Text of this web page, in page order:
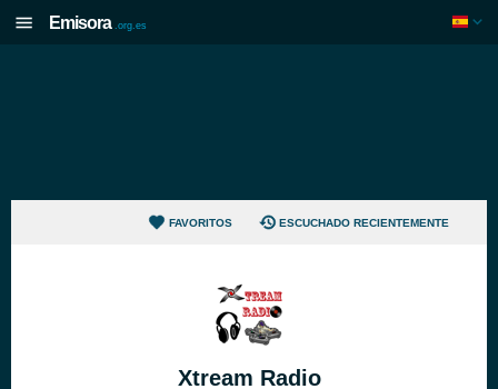
Emisora .org.es
FAVORITOS ESCUCHADO RECIENTEMENTE
Xtream Radio